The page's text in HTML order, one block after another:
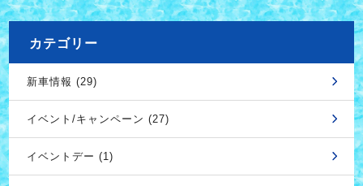
カテゴリー
新車情報 (29)
イベント/キャンペーン (27)
イベントデー (1)